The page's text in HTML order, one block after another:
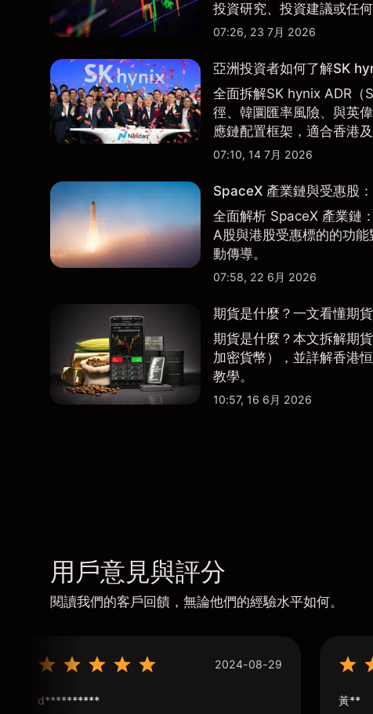
投資研究、投資建議或任何
07:26, 23 7月 2026
亞洲投資者如何了解SK
全面拆解SK hynix ADR（
徑、韓圜匯率風險、與英
應鏈配置框架，適合香港
07:10, 14 7月 2026
SpaceX 產業鏈與受惠股
全面解析 SpaceX 產業鏈
A股與港股受惠標的的功
動傳導。
07:58, 22 6月 2026
期貨是什麼？一文看懂期
期貨是什麼？本文拆解期
加密貨幣），並詳解香港
教學。
10:57, 16 6月 2026
用戶意見與評分
閱讀我們的客戶回饋，無論他們的經驗水平如何。
2024-08-29
d********** 黃**